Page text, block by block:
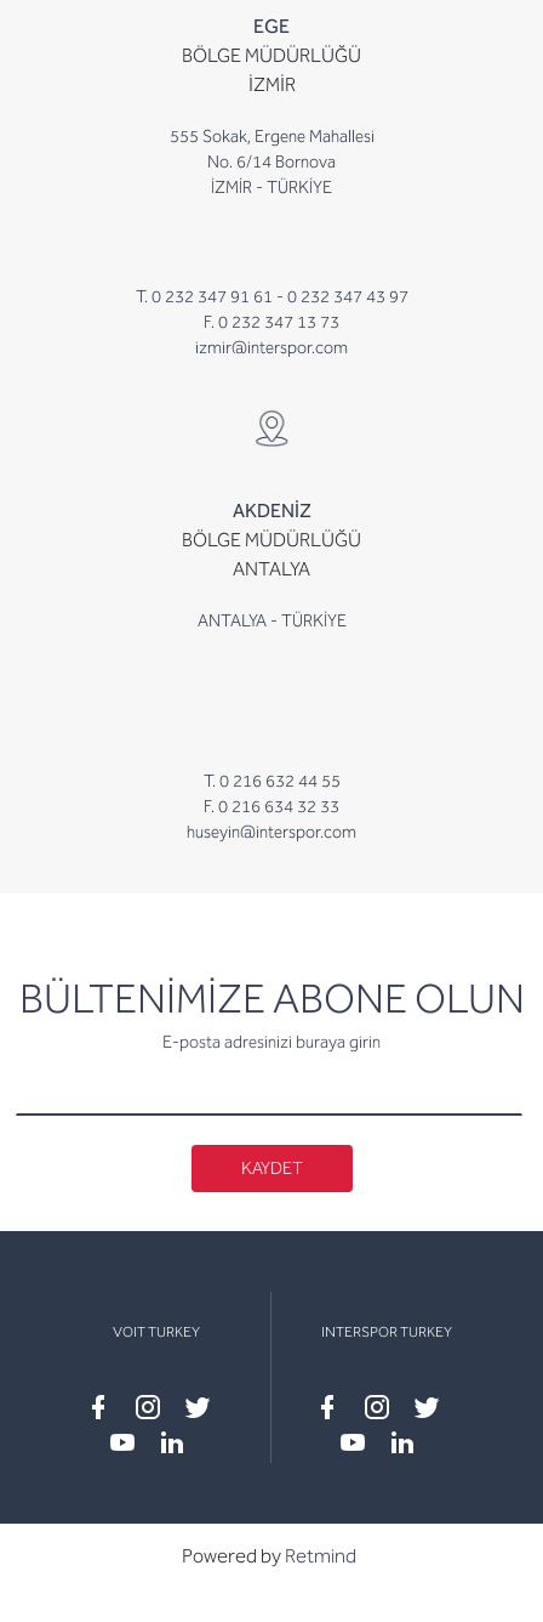
EGE
BÖLGE MÜDÜRLÜĞÜ
İZMİR
555 Sokak, Ergene Mahallesi
No. 6/14 Bornova
İZMİR - TÜRKİYE
T. 0 232 347 91 61 - 0 232 347 43 97
F. 0 232 347 13 73
izmir@interspor.com
AKDENİZ
BÖLGE MÜDÜRLÜĞÜ
ANTALYA
ANTALYA - TÜRKİYE
T. 0 216 632 44 55
F. 0 216 634 32 33
huseyin@interspor.com
BÜLTENİMİZE ABONE OLUN
E-posta adresinizi buraya girin
newsletter
KAYDET
VOIT TURKEY
Facebook
instagram
twitter
INTERSPOR TURKEY
Facebook
instagram
twitter
Powered by Retmind